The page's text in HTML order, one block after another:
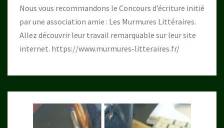
Nous vous recommandons le Concours d’écriture initié
par une association amie : Les Murmures Littéraires.
Allez découvrir leur travail remarquable sur leur site
internet. https://www.murmures-litteraires.fr/